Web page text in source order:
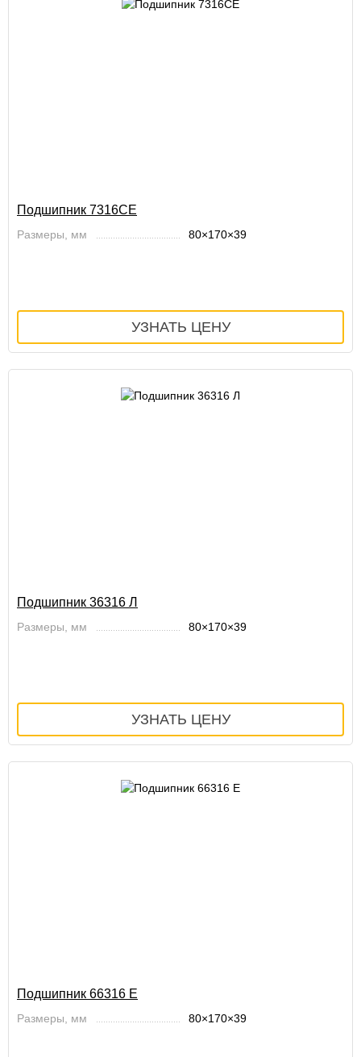
Подшипник 7316CE
Размеры, мм 80×170×39
Подшипник 36316 Л
Размеры, мм 80×170×39
Подшипник 66316 Е
Размеры, мм 80×170×39